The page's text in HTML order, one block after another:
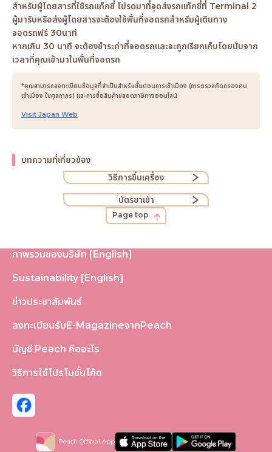
สำหรับผู้โดยสารที่ใช้รถแท็กซี่ โปรดมาที่จุดส่งรถแท็กซี่ที่ Terminal 2
ผู้มารับหรือส่งผู้โดยสารจะต้องใช้พื้นที่จอดรถสำหรับผู้เดินทาง
จอดรถฟรี 30นาที
หากเกิน 30 นาที จะต้องชำระค่าที่จอดรถและจะถูกเรียกเก็บโดยนับจาก
เวลาที่คุณเข้ามาในพื้นที่จอดรถ
*คุณสามารถลงทะเบียนข้อมูลที่จำเป็นสำหรับขั้นตอนการเข้าเมือง (การตรวจคัดกรองคน
เข้าเมือง ใบศุลกากร) และการซื้อสินค้าปลอดภาษีทางออนไลน์
Visit Japan Web
บทความที่เกี่ยวข้อง
วิธีการขึ้นเครื่อง
บัตรขาเข้า
Page top
ภาพรวมของบริษัท [English]
Sustainability [English]
ข่าวประชาสัมพันธ์
ลงทะเบียนรับE-MagazineจากPeach
บัญชี Peach คืออะไร
วิธีการใช้โปรโมชั่นโค้ด
Peach Official App